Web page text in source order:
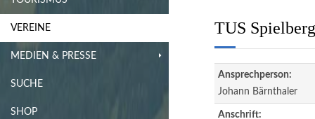
VEREINE
MEDIEN & PRESSE
SUCHE
SHOP
TUS
Ansprechperson:
Johann Bärnthaler
Anschrift: